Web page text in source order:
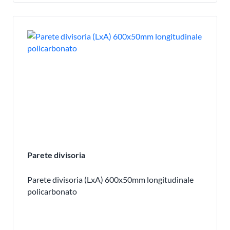
Parete divisoria
Parete divisoria (LxA) 600x50mm longitudinale
policarbonato